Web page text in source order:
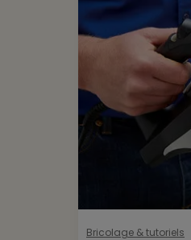
Bricolage & tutoriels